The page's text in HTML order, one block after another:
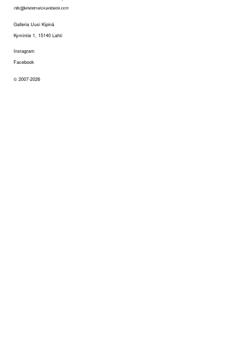
Galleria Uusi Kipinä
Kymintie 1, 15140 Lahti
Instagram
Facebook
© 2007-2026